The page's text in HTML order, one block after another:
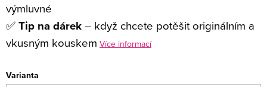
výmluvné
✅Tip na dárek– když chcete potěšit originálním a
vkusným kouskem Více informací
Varianta